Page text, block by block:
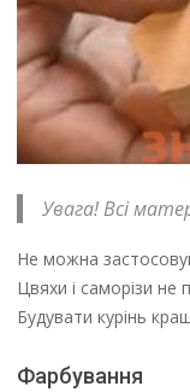
Увага! Всі
Не можна
Цвяхи і саморізи не
Будувати курінь
Фарбування